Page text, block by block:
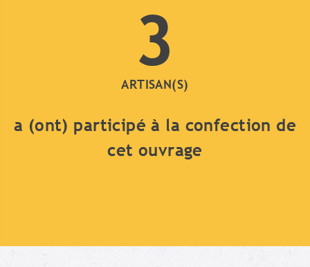
3
ARTISAN(S)
a (ont) participé à la confection de
cet ouvrage